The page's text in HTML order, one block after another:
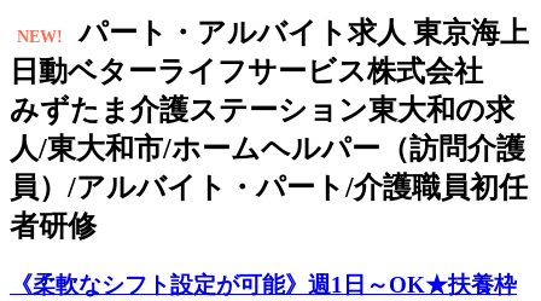
NEW! パート ・アルバイト求人 東京海上
日動ベターライフサービス株式会社
みずたま介護ステーション東大和の求
人/東大和市/ホームヘルパー（訪問介護
員）/アルバイト・パート/介護職員初任
者研修
《柔軟なシフト設定が可能》週1日～OK★扶養枠